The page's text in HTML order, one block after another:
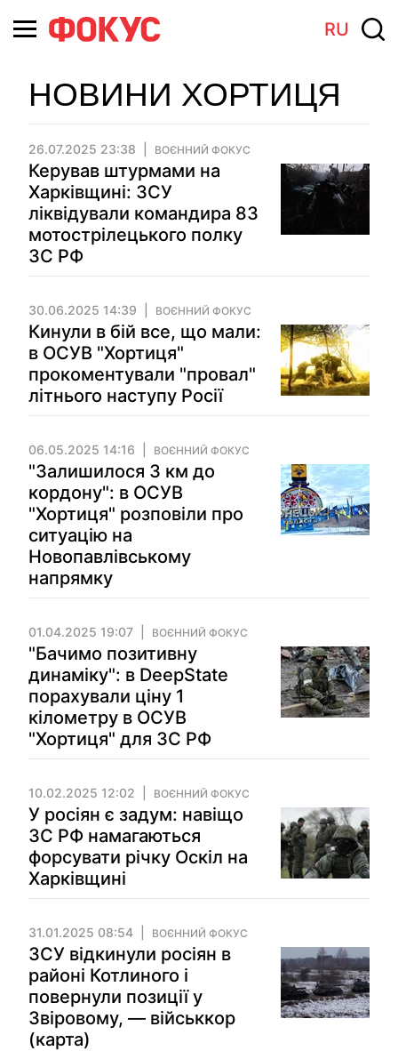
RU
НОВИНИ ХОРТИЦЯ
26.07.2025 23:38 ВОЄННИЙ ФОКУС
Керував штурмами на
Харківщині: ЗСУ
ліквідували командира 83
мотострілецького полку
ЗС РФ
30.06.2025 14:39 ВОЄННИЙ ФОКУС
Кинули в бій все, що мали:
в ОСУВ "Хортиця"
прокоментували "провал"
літнього наступу Росії
06.05.2025 14:16 ВОЄННИЙ ФОКУС
"Залишилося 3 км до
кордону": в ОСУВ
"Хортиця" розповіли про
ситуацію на
Новопавлівському
напрямку
01.04.2025 19:07 ВОЄННИЙ ФОКУС
"Бачимо позитивну
динаміку": в DeepState
порахували ціну 1
кілометру в ОСУВ
"Хортиця" для ЗС РФ
10.02.2025 12:02 ВОЄННИЙ ФОКУС
У росіян є задум: навіщо
ЗС РФ намагаються
форсувати річку Оскіл на
Харківщині
31.01.2025 08:54 ВОЄННИЙ ФОКУС
ЗСУ відкинули росіян в
районі Котлиного і
повернули позиції у
Звіровому, — військкор
(карта)